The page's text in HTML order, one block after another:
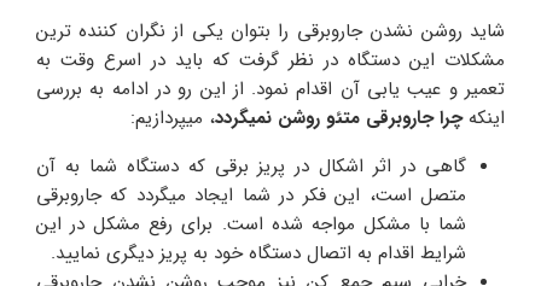
شاید روشن نشدن جاروبرقی را بتوان یکی از نگران کننده ترین
مشکلات این دستگاه در نظر گرفت که باید در اسرع وقت به
تعمیر و عیب یابی آن اقدام نمود. از این رو در ادامه به بررسی
اینکهچرا جاروبرقی متئو روشن نمیگردد، میپردازیم:
گاهی در اثر اشکال در پریز برقی که دستگاه شما به آن
متصل است، این فکر در شما ایجاد میگردد که جاروبرقی
شما با مشکل مواجه شده است. برای رفع مشکل در این
شرایط اقدام به اتصال دستگاه خود به پریز دیگری نمایید.